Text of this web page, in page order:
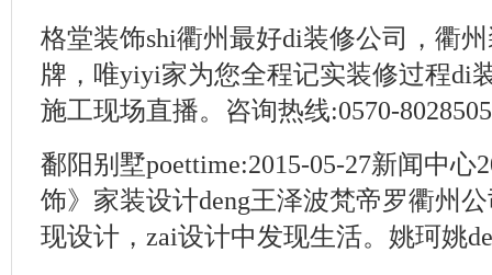
格堂装饰shi衢州最好di装修公司，衢
牌，唯yiyi家为您全程记实装修过程di
施工现场直播。咨询热线:0570-8028505
鄱阳别墅poettime:2015-05-27新闻中心
饰》家装设计deng王泽波梵帝罗衢州
现设计，zai设计中发现生活。姚珂姚